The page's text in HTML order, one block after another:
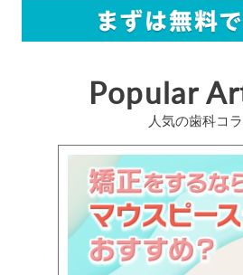
Popular
人気の歯科コ